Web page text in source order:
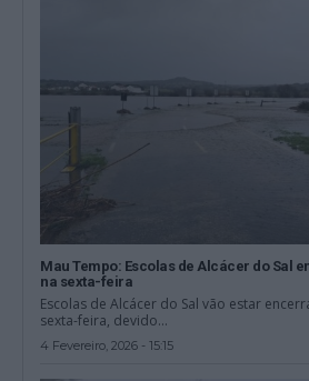
Mau Tempo: Escolas de Alcácer do Sal
na sexta-feira
Escolas de Alcácer do Sal vão estar
sexta-feira, devido...
4 Fevereiro, 2026 - 15:15